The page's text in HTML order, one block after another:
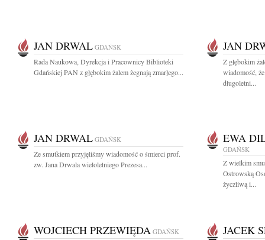
JAN DRWAL GDAŃSK
Rada Naukowa, Dyrekcja i Pracownicy Biblioteki
Gdańskiej PAN z głębokim żalem żegnają zmarłego...
JAN
Z głębokim
wiadomość,
długoletni...
JAN DRWAL GDAŃSK
Ze smutkiem przyjęliśmy wiadomość o śmierci prof.
zw. Jana Drwala wieloletniego Prezesa...
EWA
GDAŃSK
Z wielkim
Ostrowską
życzliwą i...
WOJCIECH PRZEWIĘDA GDAŃSK JACEK